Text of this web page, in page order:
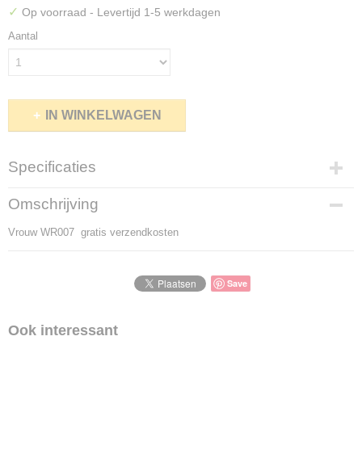
✓ Op voorraad - Levertijd 1-5 werkdagen
Aantal
IN WINKELWAGEN
Specificaties
Productcode
2012-24
Productcode leverancier
Omschrijving
Vrouw WR007 gratis verzendkosten
Save
Ook interessant